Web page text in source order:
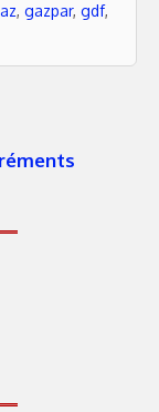
, gazpar, gdf,